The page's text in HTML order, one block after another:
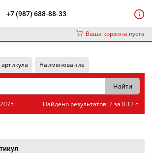
+7 (987) 688-88-33
Ваша корзина пуста
Наименование
Найдено результатов: 2 за 0.12 с.